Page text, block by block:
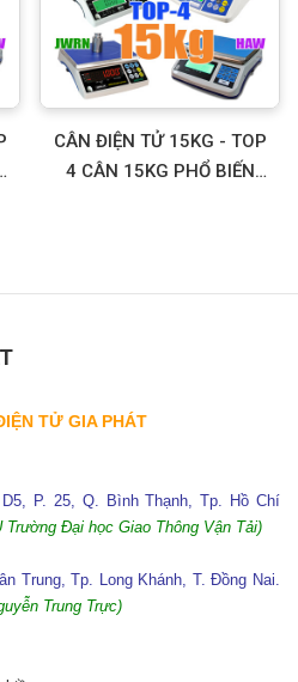
CÂN ĐIỆN TỬ 15KG - TOP
4 CÂN 15KG PHỔ BIẾN
TỬ GIA PHÁT
P. 25, Q. Bình Thạnh, Tp. Hồ Chí
Trường Đại học Giao Thông Vận Tải)
Trung, Tp. Long Khánh, T. Đồng Nai.
Trung Trực)